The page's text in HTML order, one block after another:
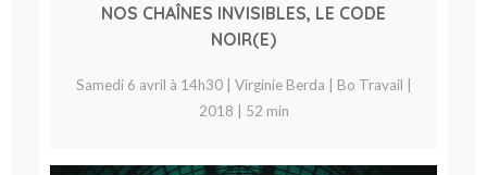
NOS CHAÎNES INVISIBLES, LE CODE
NOIR(E)
Samedi 6 avril à 14h30 | Virginie Berda | Bo Travail |
2018 | 52 min